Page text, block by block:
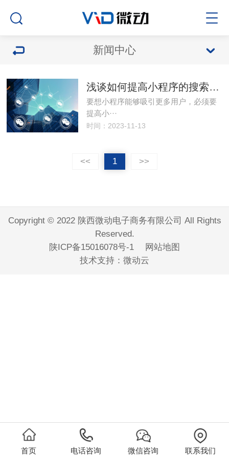
新闻中心
浅谈如何提高小程序的搜索排名，增加品牌的曝光
要想小程序能够吸引更多用户，必须要
提高小···
时间：2023-11-13
<< 1 >>
Copyright © 2022 陕西微动电子商务有限公司 All Rights
Reserved.
陕ICP备15016078号-1
网站地图
技术支持： 微动云
首页 电话咨询 微信咨询 联系我们